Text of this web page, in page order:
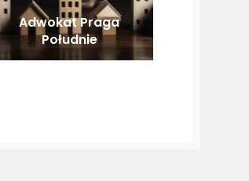
Adwokat Praga
Południe